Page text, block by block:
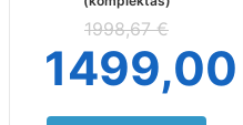
1998,67€
1499,00
the
product
page